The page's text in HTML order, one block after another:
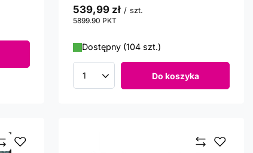
539,99 zł / szt.
5899.90 PKT
Dostępny (104 szt.)
Ilość produktów Do koszyka